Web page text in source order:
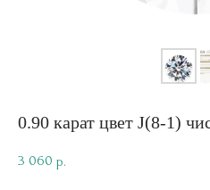
0.90 карат цвет J(8-1)
3 060 р.